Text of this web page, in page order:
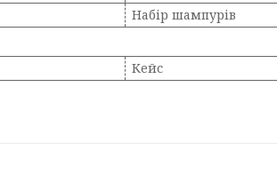
Набір шампурів
Кейс